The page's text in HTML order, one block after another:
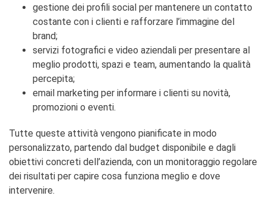
gestione dei profili social per mantenere un contatto
costante con i clienti e rafforzare l’immagine del
brand;
servizi fotografici e video aziendali per presentare al
meglio prodotti, spazi e team, aumentando la qualità
percepita;
email marketing per informare i clienti su novità,
promozioni o eventi.
Tutte queste attività vengono pianificate in modo
personalizzato, partendo dal budget disponibile e dagli
obiettivi concreti dell’azienda, con un monitoraggio regolare
dei risultati per capire cosa funziona meglio e dove
intervenire.